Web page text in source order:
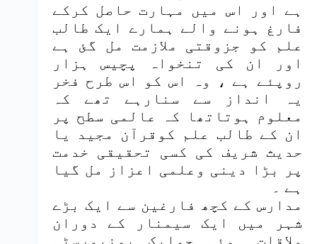
ہے اور اس میں مہارت حاصل کرکے
فارغ ہونے والے ہمارے ایک طالب
علم کو جزوقتی ملازمت مل گئ ہے
اور ان کی تنخواہ پچیس ہزار
روپئے ہے ، وہ اس کو اس طرح فخر
یہ انداز سے سنارہے تھے کہ
معلوم ہوتاتھا کہ عالمی سطح پر
ان کے طالب علم کوقرآن مجید یا
حدیث شریف کی کسی تحقیقی خدمت
پر بڑا دینی وعلمی اعزاز مل گیا
ہے ۔
مدارس کے کچھ فارغین سے ایک بڑے
شہر میں ایک سیمنار کے دوران